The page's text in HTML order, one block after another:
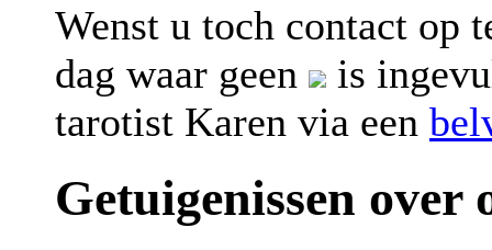
Wenst u toch contact op
dag waar geen
is
tarotist Karen via een
Getuigenissen over